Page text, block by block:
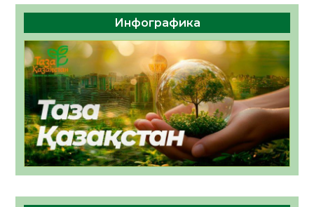
Инфографика